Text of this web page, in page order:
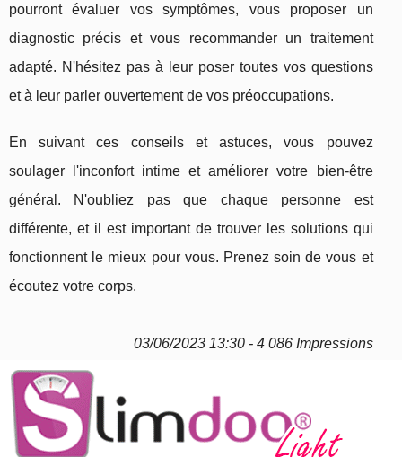
pourront évaluer vos symptômes, vous proposer un
diagnostic précis et vous recommander un traitement
adapté. N'hésitez pas à leur poser toutes vos questions
et à leur parler ouvertement de vos préoccupations.
En suivant ces conseils et astuces, vous pouvez
soulager l'inconfort intime et améliorer votre bien-être
général. N'oubliez pas que chaque personne est
différente, et il est important de trouver les solutions qui
fonctionnent le mieux pour vous. Prenez soin de vous et
écoutez votre corps.
03/06/2023 13:30 - 4 086 Impressions